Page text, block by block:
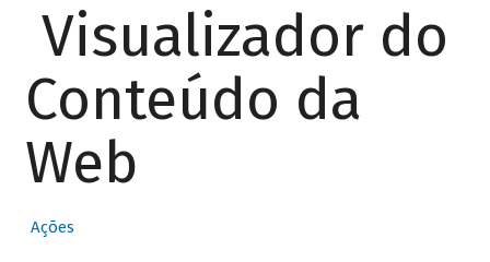
Visualizador do
Conteúdo da
Web
Ações